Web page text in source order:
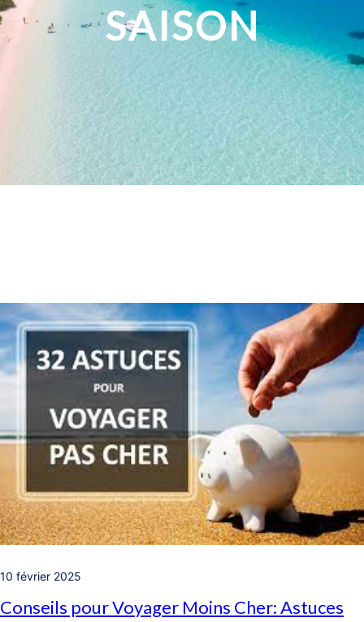
SAISON
10 février 2025
Conseils pour Voyager Moins Cher: Astuces